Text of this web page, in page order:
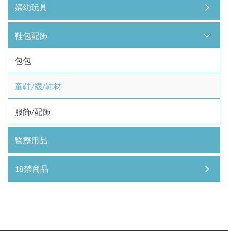
婦幼玩具
鞋包配飾
包包
童鞋/襪/鞋材
服飾/配飾
醫療用品
18禁商品